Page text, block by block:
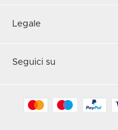
Legale
Seguici su